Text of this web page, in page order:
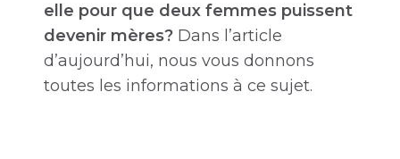
elle pour que deux femmes puissent
devenir mères? Dans l’article
d’aujourd’hui, nous vous donnons
toutes les informations à ce sujet.